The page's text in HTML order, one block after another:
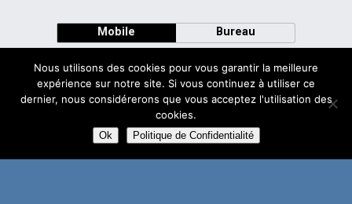
Mobile Bureau
Avec
WPtouch Mobile Suite for WordPress
Nous utilisons des cookies pour vous garantir la meilleure
expérience sur notre site. Si vous continuez à utiliser ce
dernier, nous considérerons que vous acceptez l'utilisation des
cookies.
Ok Politique de Confidentialité